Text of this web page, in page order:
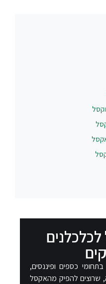
כספים ופיננסים,
שרוצים להפיק מהאקסל